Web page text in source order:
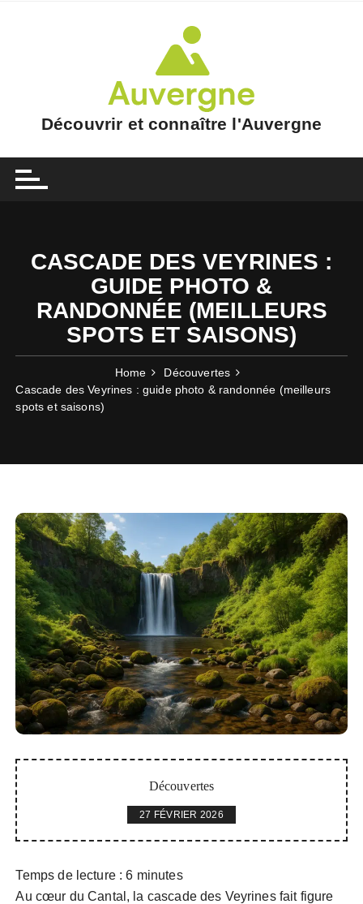
Découvrir et connaître l'Auvergne
CASCADE DES VEYRINES :
GUIDE PHOTO &
RANDONNÉE (MEILLEURS
SPOTS ET SAISONS)
Home
Découvertes
Cascade des Veyrines : guide photo & randonnée (meilleurs
spots et saisons)
Découvertes
27 FÉVRIER 2026
Temps de lecture :6 minutes
Au cœur du Cantal, la cascade des Veyrines fait figure